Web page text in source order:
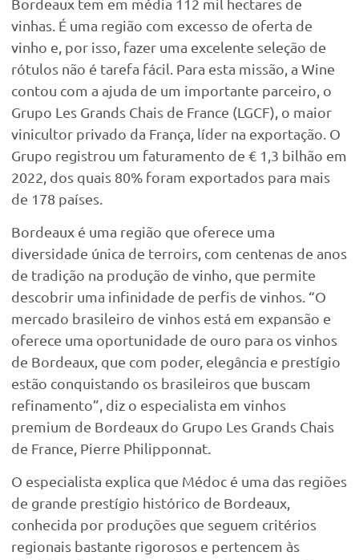
vinhas. É uma região com excesso de oferta de
vinho e, por isso, fazer uma excelente seleção de
rótulos não é tarefa fácil. Para esta missão, a Wine
contou com a ajuda de um importante parceiro, o
Grupo Les Grands Chais de France (LGCF), o maior
vinicultor privado da França, líder na exportação. O
Grupo registrou um faturamento de € 1,3 bilhão em
2022, dos quais 80% foram exportados para mais
de 178 países.
Bordeaux é uma região que oferece uma
diversidade única de terroirs, com centenas de anos
de tradição na produção de vinho, que permite
descobrir uma infinidade de perfis de vinhos. “O
mercado brasileiro de vinhos está em expansão e
oferece uma oportunidade de ouro para os vinhos
de Bordeaux, que com poder, elegância e prestígio
estão conquistando os brasileiros que buscam
refinamento”, diz o especialista em vinhos
premium de Bordeaux do Grupo Les Grands Chais
de France, Pierre Philipponnat.
O especialista explica que Médoc é uma das regiões
de grande prestígio histórico de Bordeaux,
conhecida por produções que seguem critérios
regionais bastante rigorosos e pertencem às